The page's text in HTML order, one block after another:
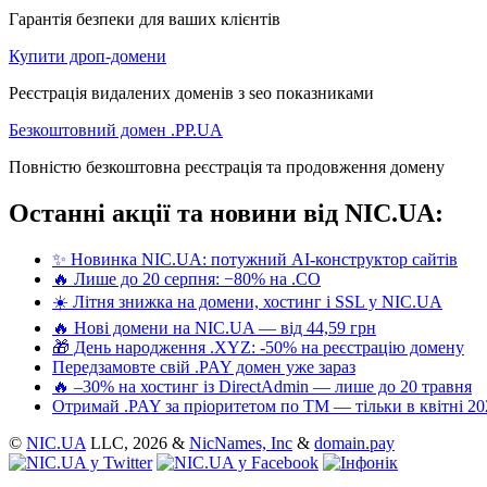
Гарантія безпеки для ваших клієнтів
Купити дроп-домени
Реєстрація видалених доменів з seo показниками
Безкоштовний домен .PP.UA
Повністю безкоштовна реєстрація та продовження домену
Останні акції та новини від NIC.UA:
✨ Новинка NIC.UA: потужний AI-конструктор сайтів
🔥 Лише до 20 серпня: −80% на .CO
☀️ Літня знижка на домени, хостинг і SSL у NIC.UA
🔥 Нові домени на NIC.UA — від 44,59 грн
🎁 День народження .XYZ: -50% на реєстрацію домену
Передзамовте свій .PAY домен уже зараз
🔥 –30% на хостинг із DirectAdmin — лише до 20 травня
Отримай .PAY за пріоритетом по ТМ — тільки в квітні
© NIC.UA LLC, 2026 & NicNames, Inc & domain.pay